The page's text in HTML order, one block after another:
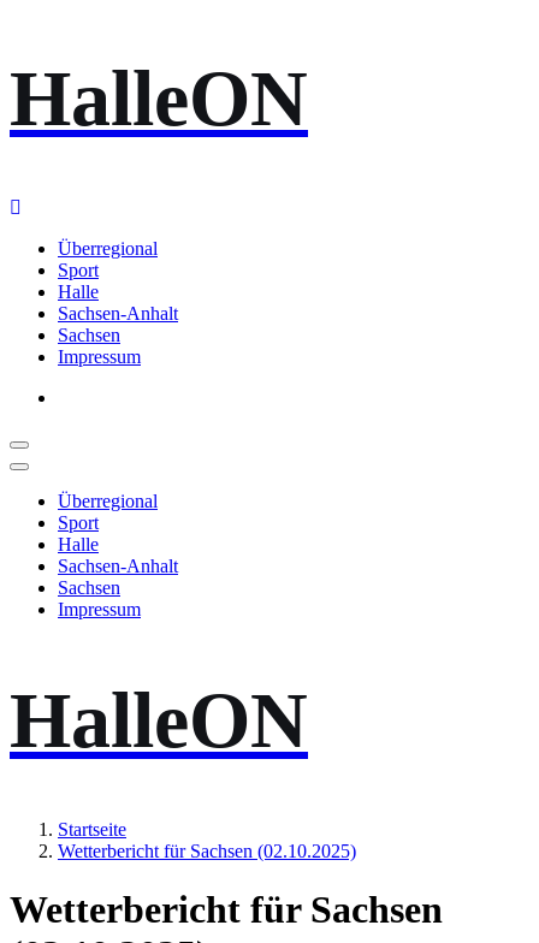
Inhalt
springen
HalleON
Überregional
Sport
Halle
Sachsen-Anhalt
Sachsen
Impressum
Überregional
Sport
Halle
Sachsen-Anhalt
Sachsen
Impressum
HalleON
Startseite
Wetterbericht für Sachsen (02.10.2025)
Wetterbericht für Sachsen